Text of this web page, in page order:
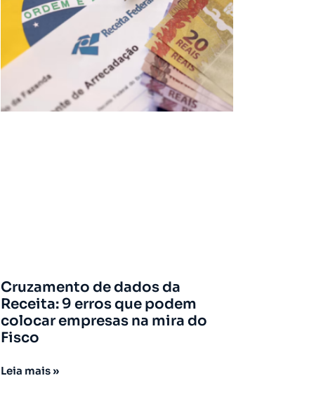
Cruzamento de dados da
Receita: 9 erros que podem
colocar empresas na mira do
Fisco
Leia mais »